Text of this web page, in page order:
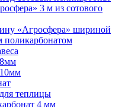
3 м из сотового
«Агросфера» шириной
поликарбонатом
теплицы
4 мм